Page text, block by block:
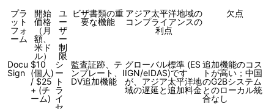
プラ
ット
フォ
ーム
開始
価格
（月
額、
米ド
ル）
ユ
ー
ザ
ー
制
限
ビザ書類の重
要な機能
アジア太平洋地域の
コンプライアンスの
利点
欠点
Docu
Sign
$10
(個人)
/ $25
+ (チ
ーム)
シ
ー
ト
ラ
イ
セ
監査証跡、テ
ンプレート、I
DV追加機能
グローバル標準 (ES
IGN/eIDAS)です
が、アジア太平洋地
域の遅延と追加料金
追加機能のコス
トが高い；中国
のG2Bシステム
とのローカル統
合なし